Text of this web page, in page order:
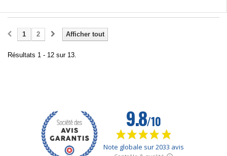
Afficher tout
1 2
Résultats 1 - 12 sur 13.